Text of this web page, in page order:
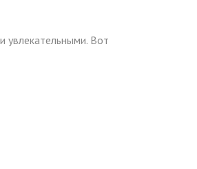
увлекательными. Вот